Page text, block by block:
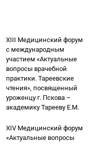
XIII Медицинский форум
с международным
участием «Актуальные
вопросы врачебной
практики. Тареевские
чтения», посвященный
уроженцу г. Пскова –
академику Тарееву Е.М.
XIV Медицинский форум
«Актуальные вопросы